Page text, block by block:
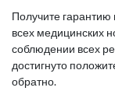
Получите
всех медицинских
соблюдении всех
достигнуто
обратно.